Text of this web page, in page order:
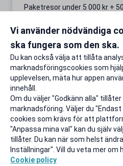
Paketresor under 5 000 kr +
Gäller även på redan
Till rabatten
Vi använder nödvändiga
ska fungera som den ska.
Du kan också välja att tillåta
marknadsföringscookies som
upplevelsen, mäta hur appen
innehåll.
Om du väljer "Godkänn alla"
marknadsföring. Väljer du
cookies som krävs för att
"Anpassa mina val" kan du själv
tillåter. Du kan när som helst
Inställningar". Vill du veta mer om
Cookie policy